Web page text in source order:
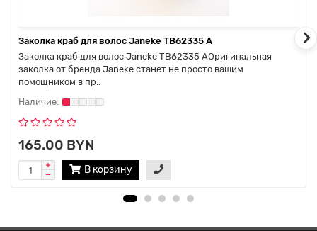
Заколка краб для волос Janeke TB62335 А
Заколка краб для волос Janeke TB62335 АОригинальная
заколка от бренда Janeke станет не просто вашим
помощником в пр..
165.00 BYN
В корзину